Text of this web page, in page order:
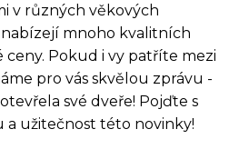
v různých věkových
mnoho kvalitních
Pokud i vy patříte mezi
pro vás skvělou zprávu -
své dveře! Pojďte s
a užitečnost této novinky!